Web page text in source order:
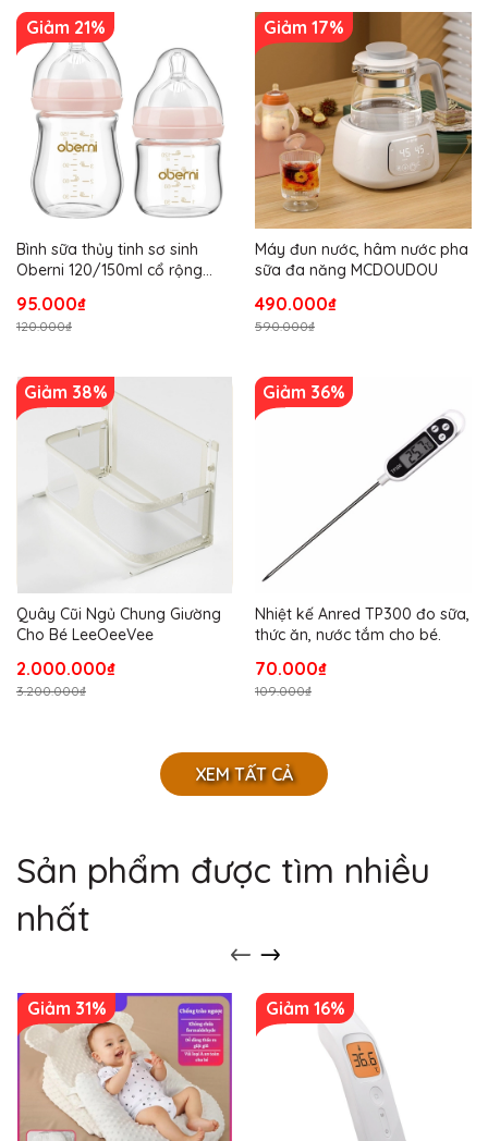
Giảm 21%
Bình sữa thủy tinh sơ sinh
Oberni 120/150ml cổ rộng
95.000₫
120.000₫
Giảm 17%
Máy đun nước, hâm nước pha
sữa đa năng MCDOUDOU
490.000₫
590.000₫
Giảm 38%
Quây Cũi Ngủ Chung Giường
Cho Bé LeeOeeVee
2.000.000₫
3.200.000₫
Giảm 36%
Nhiệt kế Anred TP300 đo sữa,
thức ăn, nước tắm cho bé.
70.000₫
109.000₫
XEM TẤT CẢ
Sản phẩm được tìm nhiều
nhất
Giảm 31% Giảm 16%